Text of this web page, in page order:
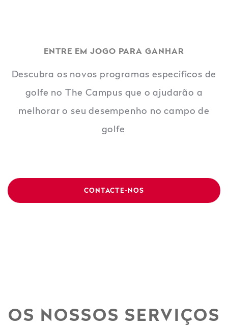
ENTRE EM JOGO PARA GANHAR
Descubra os novos programas especificos de
golfe no The Campus que o ajudarão a
melhorar o seu desempenho no campo de
golfe
CONTACTE-NOS
OS NOSSOS SERVIÇOS